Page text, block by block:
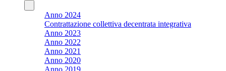
Anno 2024
Contrattazione collettiva decentrata integrativa
Anno 2023
Anno 2022
Anno 2021
Anno 2020
Anno 2019